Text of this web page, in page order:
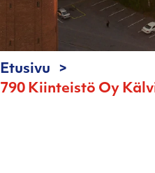
Etusivu
790 Kiinteistö Oy